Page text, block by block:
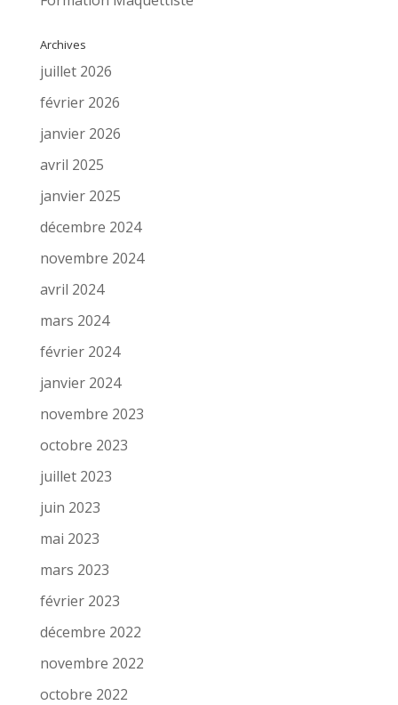
Archives
juillet 2026
février 2026
janvier 2026
avril 2025
janvier 2025
décembre 2024
novembre 2024
avril 2024
mars 2024
février 2024
janvier 2024
novembre 2023
octobre 2023
juillet 2023
juin 2023
mai 2023
mars 2023
février 2023
décembre 2022
novembre 2022
octobre 2022